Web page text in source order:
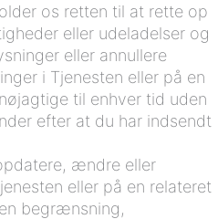
os retten til at rette op
eller udeladelser og
eller annullere
i Tjenesten eller på en
til enhver tid uden
efter at du har indsendt
ændre eller
eller på en relateret
begrænsning,